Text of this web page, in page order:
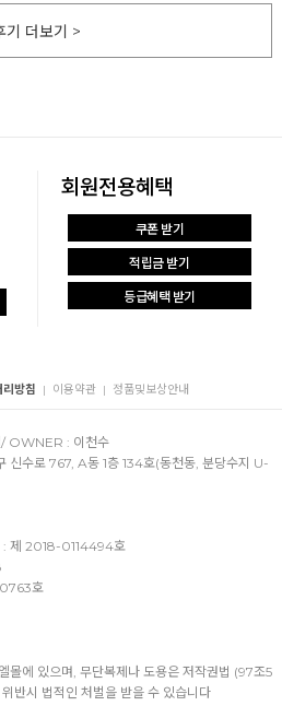
기 더보기 >
회원전용혜택
쿠폰 받기
적립금 받기
등급혜택 받기
방침 | 이용약관 | 정품및보상안내
OWNER : 이천수
신수로 767, A동 1층 134호(동천동, 분당수지 U-
: 제 2018-0114494호
호
몰에 있으며, 무단복제나 도용은 저작권법 (97조5
반시 법적인 처벌을 받을 수 있습니다